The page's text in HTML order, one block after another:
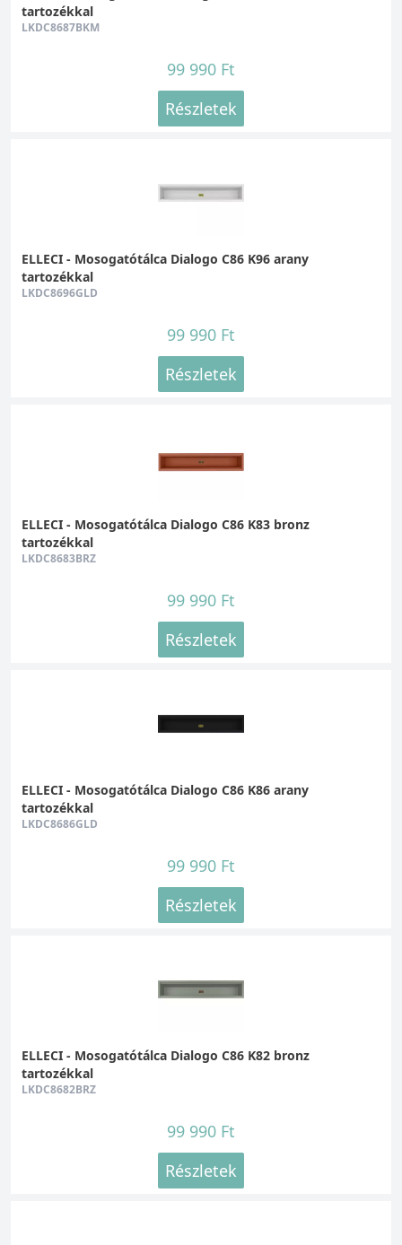
tartozékkal
LKDC8687BKM
99 990 Ft
Részletek
ELLECI - Mosogatótálca Dialogo C86 K96 arany
tartozékkal
LKDC8696GLD
99 990 Ft
Részletek
ELLECI - Mosogatótálca Dialogo C86 K83 bronz
tartozékkal
LKDC8683BRZ
99 990 Ft
Részletek
ELLECI - Mosogatótálca Dialogo C86 K86 arany
tartozékkal
LKDC8686GLD
99 990 Ft
Részletek
ELLECI - Mosogatótálca Dialogo C86 K82 bronz
tartozékkal
LKDC8682BRZ
99 990 Ft
Részletek